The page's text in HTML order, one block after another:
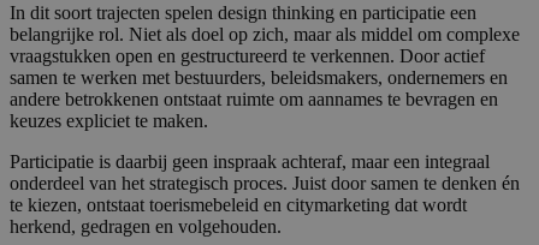
In dit soort trajecten spelen design thinking en participatie een
belangrijke rol. Niet als doel op zich, maar als middel om complexe
vraagstukken open en gestructureerd te verkennen. Door actief
samen te werken met bestuurders, beleidsmakers, ondernemers en
andere betrokkenen ontstaat ruimte om aannames te bevragen en
keuzes expliciet te maken.
Participatie is daarbij geen inspraak achteraf, maar een integraal
onderdeel van het strategisch proces. Juist door samen te denken én
te kiezen, ontstaat toerismebeleid en citymarketing dat wordt
herkend, gedragen en volgehouden.